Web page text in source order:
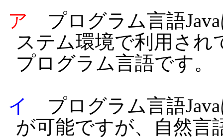
ア プログラム言語
ステム環境で利用さ
プログラム言語です。
イ
プログラム言語
が可能ですが、自然言